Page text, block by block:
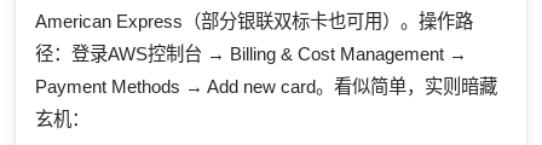
American Express（部分银联双标卡也可用）。操作路
径：登录AWS控制台 → Billing & Cost Management →
Payment Methods → Add new card。看似简单，实则暗藏
玄机：